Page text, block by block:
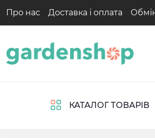
Про нас Доставка і оплата
КАТАЛОГ ТОВАРІВ